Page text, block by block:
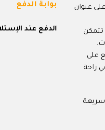
عنوان
تتمكن
على
راحة
بوابة الدفع
الدفع عند